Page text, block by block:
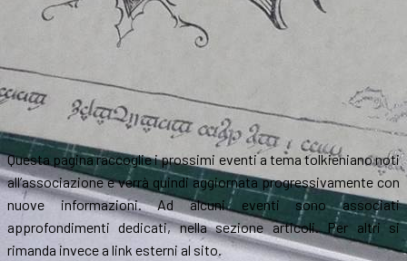
Questa pagina raccoglie i prossimi eventi a tema tolkieniano noti
all’associazione e verrà quindi aggiornata progressivamente con
nuove informazioni. Ad alcuni eventi sono associati
approfondimenti dedicati, nella sezione articoli. Per altri si
rimanda invece a link esterni al sito.